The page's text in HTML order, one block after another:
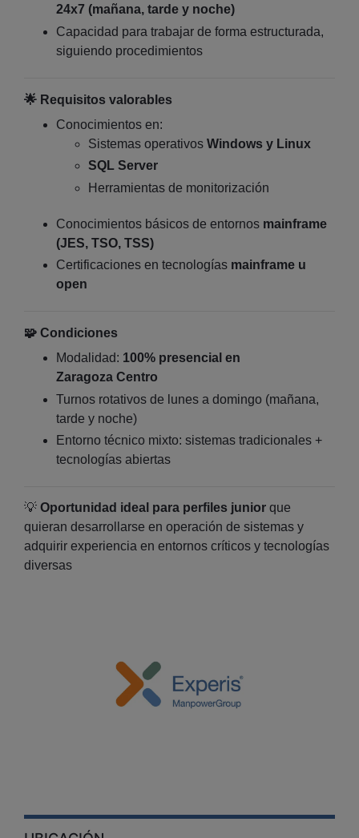
24x7 (mañana, tarde y noche)
Capacidad para trabajar de forma estructurada,
siguiendo procedimientos
🌟 Requisitos valorables
Conocimientos en:
Sistemas operativos Windows y Linux
SQL Server
Herramientas de monitorización
Conocimientos básicos de entornos mainframe
(JES, TSO, TSS)
Certificaciones en tecnologías mainframe u
open
🧩 Condiciones
Modalidad: 100% presencial en
Zaragoza Centro
Turnos rotativos de lunes a domingo (mañana,
tarde y noche)
Entorno técnico mixto: sistemas tradicionales +
tecnologías abiertas
💡 Oportunidad ideal para perfiles junior que
quieran desarrollarse en operación de sistemas y
adquirir experiencia en entornos críticos y tecnologías
diversas